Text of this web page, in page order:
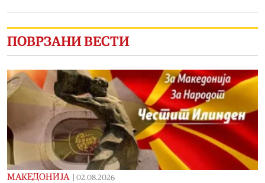
ПОВРЗАНИ ВЕСТИ
МАКЕДОНИЈА 02.08.2026